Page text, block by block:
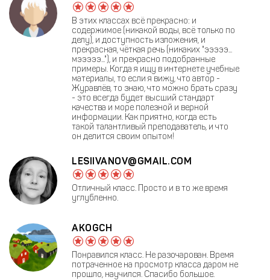
В этих классах всё прекрасно: и
содержимое (никакой воды, всё только по
делу), и доступность изложения, и
прекрасная, чёткая речь (никаких "эээээ...
мэээээ..."), и прекрасно подобранные
примеры. Когда я ищу в интернете учебные
материалы, то если я вижу, что автор -
Журавлёв, то знаю, что можно брать сразу
- это всегда будет высший стандарт
качества и море полезной и верной
информации. Как приятно, когда есть
такой талантливый преподаватель, и что
он делится своим опытом!
LESIIVANOV@GMAIL.COM
Отличный класс. Просто и в то же время
углубленно.
AKOGCH
Понравился класс. Не разочарован. Время
потраченное на просмотр класса даром не
прошло, научился. Спасибо большое.